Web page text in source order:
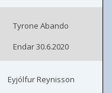
Tyrone Abando
Endar 30.6.2020
Eyjólfur Reynisson